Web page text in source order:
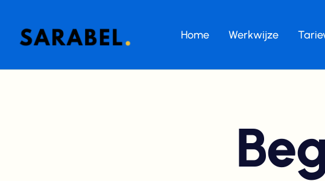
Home Werkwijze